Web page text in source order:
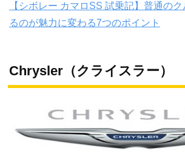
【シボレー カマロSS 試乗記】普通の
るのが魅力に変わる7つのポイント
Chrysler（クライスラー）